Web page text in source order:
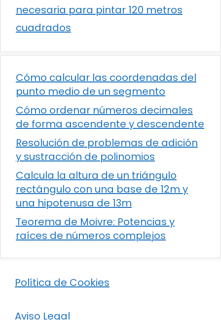
necesaria para pintar 120 metros
cuadrados
Cómo calcular las coordenadas del
punto medio de un segmento
Cómo ordenar números decimales
de forma ascendente y descendente
Resolución de problemas de adición
y sustracción de polinomios
Calcula la altura de un triángulo
rectángulo con una base de 12m y
una hipotenusa de 13m
Teorema de Moivre: Potencias y
raíces de números complejos
Política de Cookies
Aviso Legal